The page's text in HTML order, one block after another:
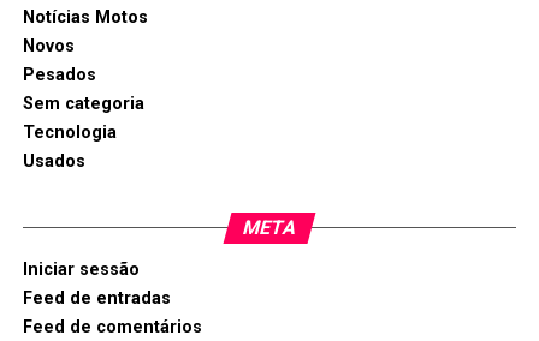
Notícias Motos
Novos
Pesados
Sem categoria
Tecnologia
Usados
META
Iniciar sessão
Feed de entradas
Feed de comentários